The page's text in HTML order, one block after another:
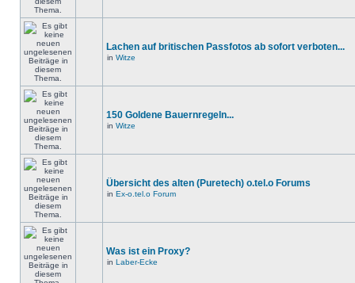
Lachen auf britischen Passfotos ab sofort verboten...
in Witze
150 Goldene Bauernregeln...
in Witze
Übersicht des alten (Puretech) o.tel.o Forums
in Ex-o.tel.o Forum
Was ist ein Proxy?
in Laber-Ecke